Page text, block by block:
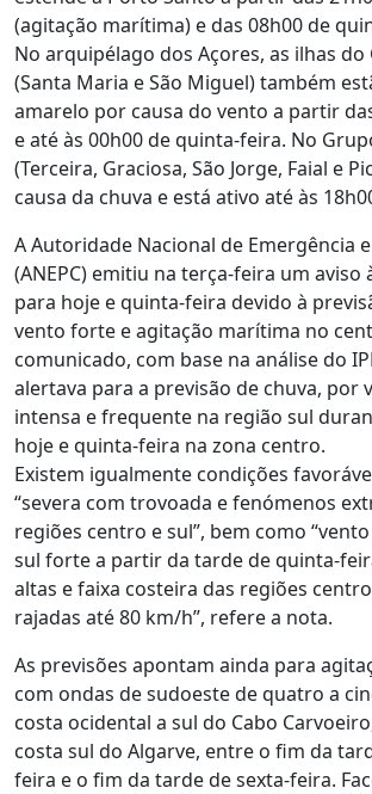
(agitação marítima) e das 08h00 de
No arquipélago dos Açores, as ilhas
(Santa Maria e São Miguel) também
amarelo por causa do vento a partir
e até às 00h00 de quinta-feira. No
(Terceira, Graciosa, São Jorge, Faial e
causa da chuva e está ativo até às
A Autoridade Nacional de Emergência
(ANEPC) emitiu na terça-feira um aviso
para hoje e quinta-feira devido à
vento forte e agitação marítima no
comunicado, com base na análise do
alertava para a previsão de chuva, por
intensa e frequente na região sul
hoje e quinta-feira na zona centro.
Existem igualmente condições
“severa com trovoada e fenómenos
regiões centro e sul”, bem como
sul forte a partir da tarde de quinta-
altas e faixa costeira das regiões
rajadas até 80 km/h”, refere a nota.
As previsões apontam ainda para
com ondas de sudoeste de quatro a
costa ocidental a sul do Cabo
costa sul do Algarve, entre o fim da
feira e o fim da tarde de sexta-feira.